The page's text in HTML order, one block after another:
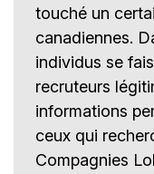
touché un
canadiennes.
individus se
recruteurs
informations
ceux qui
Compagnies